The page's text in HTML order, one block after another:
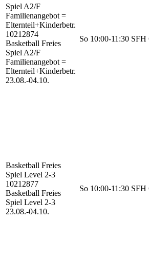
Spiel A2/F
Familienangebot =
Elternteil+Kinderbetr.
10212874
Basketball Freies
Spiel A2/F
Familienangebot =
Elternteil+Kinderbetr.
23.08.-04.10.
So 10:00-11:30 SFH
Basketball Freies
Spiel Level 2-3
10212877
Basketball Freies
Spiel Level 2-3
23.08.-04.10.
So 10:00-11:30 SFH